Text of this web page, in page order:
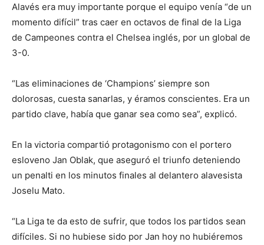
Alavés era muy importante porque el equipo venía “de un
momento difícil” tras caer en octavos de final de la Liga
de Campeones contra el Chelsea inglés, por un global de
3-0.
“Las eliminaciones de ‘Champions’ siempre son
dolorosas, cuesta sanarlas, y éramos conscientes. Era un
partido clave, había que ganar sea como sea”, explicó.
En la victoria compartió protagonismo con el portero
esloveno Jan Oblak, que aseguró el triunfo deteniendo
un penalti en los minutos finales al delantero alavesista
Joselu Mato.
“La Liga te da esto de sufrir, que todos los partidos sean
difíciles. Si no hubiese sido por Jan hoy no hubiéremos